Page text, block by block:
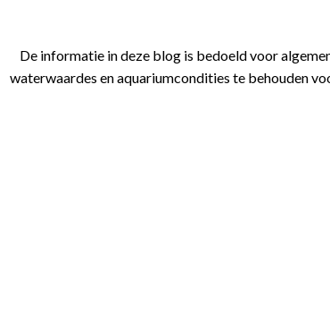
De informatie in deze blog is bedoeld voor
waterwaardes en aquariumcondities te behouden